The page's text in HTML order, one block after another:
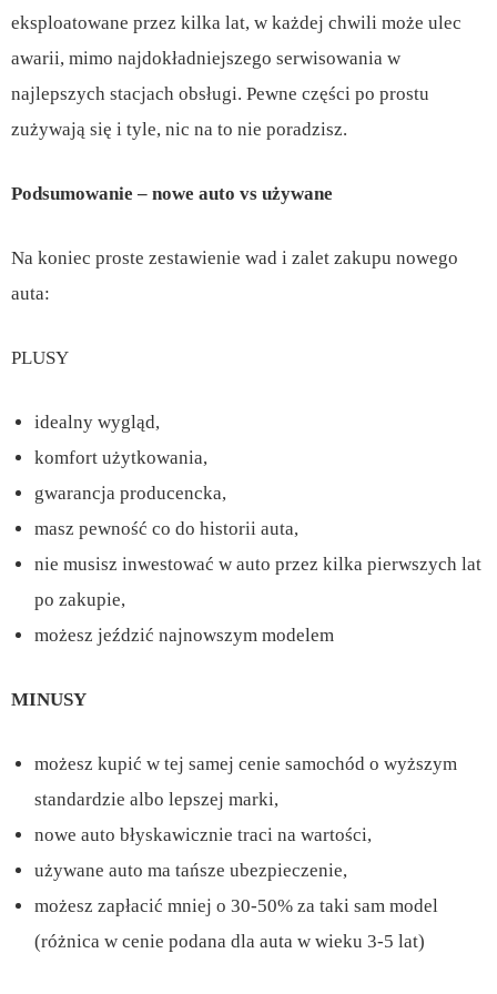
eksploatowane przez kilka lat, w każdej chwili może ulec
awarii, mimo najdokładniejszego serwisowania w
najlepszych stacjach obsługi. Pewne części po prostu
zużywają się i tyle, nic na to nie poradzisz.
Podsumowanie – nowe auto vs używane
Na koniec proste zestawienie wad i zalet zakupu nowego
auta:
PLUSY
idealny wygląd,
komfort użytkowania,
gwarancja producencka,
masz pewność co do historii auta,
nie musisz inwestować w auto przez kilka pierwszych lat
po zakupie,
możesz jeździć najnowszym modelem
MINUSY
możesz kupić w tej samej cenie samochód o wyższym
standardzie albo lepszej marki,
nowe auto błyskawicznie traci na wartości,
używane auto ma tańsze ubezpieczenie,
możesz zapłacić mniej o 30-50% za taki sam model
(różnica w cenie podana dla auta w wieku 3-5 lat)